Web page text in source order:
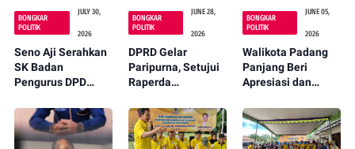
BONGKAR
POLITIK
JULY 30,
2026
Seno Aji Serahkan
SK Badan
Pengurus DPD
Kanan Kepada Jon
Hendra
BONGKAR
POLITIK
JUNE 28,
2026
DPRD Gelar
Paripurna, Setujui
Raperda
an Pelaksanaan
APBD 2025 Kota
Depok
BONGKAR
POLITIK
JUNE 05,
2026
Walikota Padang
Panjang Beri
Apresiasi dan
Kejari Padang
Panjang